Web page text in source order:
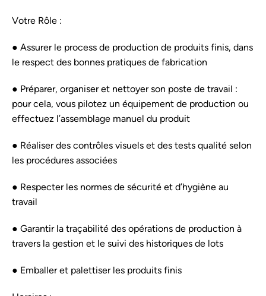
Votre Rôle :
● Assurer le process de production de produits finis, dans
le respect des bonnes pratiques de fabrication
● Préparer, organiser et nettoyer son poste de travail :
pour cela, vous pilotez un équipement de production ou
effectuez l’assemblage manuel du produit
● Réaliser des contrôles visuels et des tests qualité selon
les procédures associées
● Respecter les normes de sécurité et d’hygiène au
travail
● Garantir la traçabilité des opérations de production à
travers la gestion et le suivi des historiques de lots
● Emballer et palettiser les produits finis